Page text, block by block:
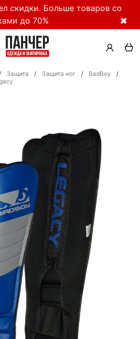
скидки. Больше товаров со
до 70%
✖
Защита / Защита ног / BadBoy
/